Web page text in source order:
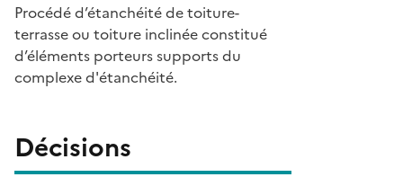
Procédé d’étanchéité de toiture-
terrasse ou toiture inclinée constitué
d’éléments porteurs supports du
complexe d'étanchéité.
Décisions